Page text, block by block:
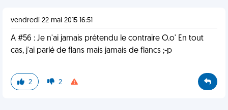
vendredi 22 mai 2015 16:51
A #56 : Je n'ai jamais prétendu le contraire O.o' En tout
cas, j'ai parlé de flans mais jamais de flancs ;-p
2 2